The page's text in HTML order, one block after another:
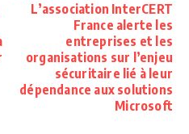
L’association InterCERT
France alerte les
entreprises et les
organisations sur l’enjeu
sécuritaire lié à leur
dépendance aux solutions
Microsoft